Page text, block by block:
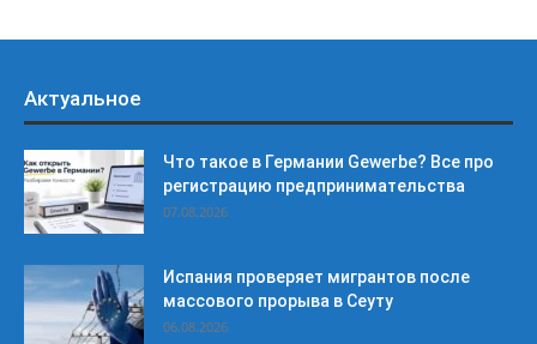
Актуальное
Что такое в Германии Gewerbe? Все про
регистрацию предпринимательства
07.08.2026
Испания проверяет мигрантов после
массового прорыва в Сеуту
06.08.2026